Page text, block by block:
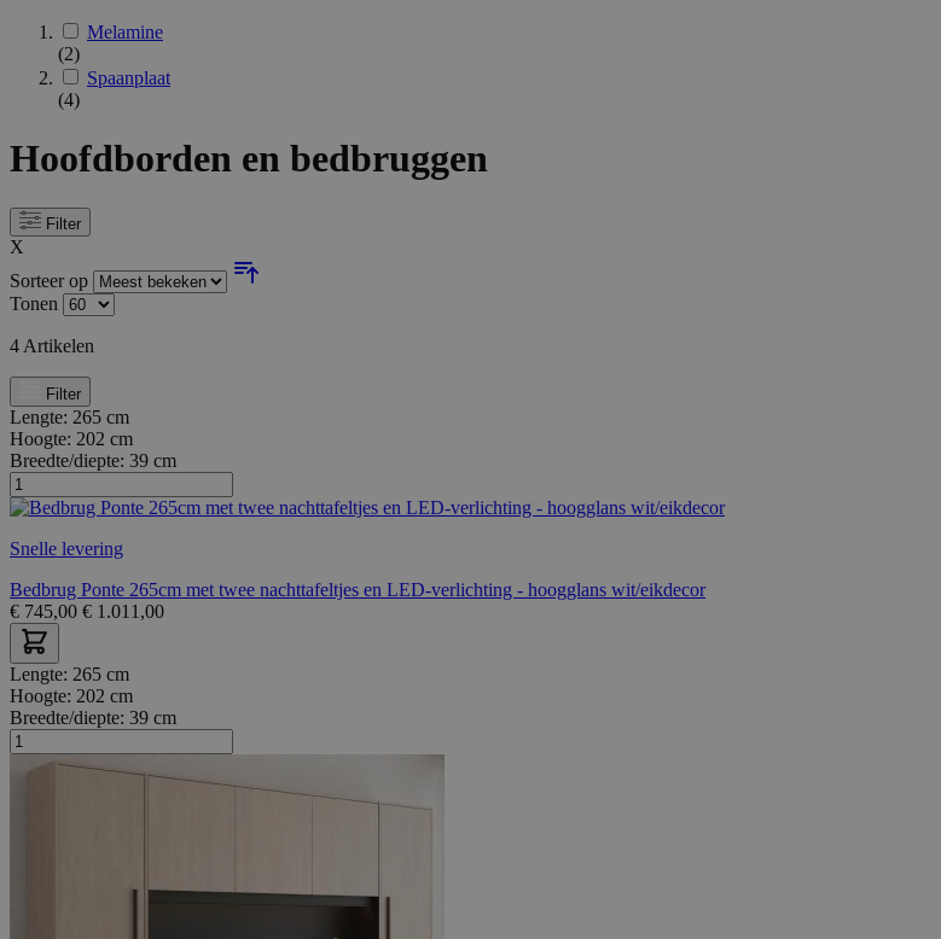
Melamine
(2)
Spaanplaat
(4)
Hoofdborden en bedbruggen
Filter
X
Sorteer op
Tonen
4 Artikelen
Filter
Lengte: 265 cm
Hoogte: 202 cm
Breedte/diepte: 39 cm
Snelle levering
Bedbrug Ponte 265cm met twee nachttafeltjes en LED-verlichting - hoogglans wit/eikdecor
€ 745,00 € 1.011,00
Lengte: 265 cm
Hoogte: 202 cm
Breedte/diepte: 39 cm